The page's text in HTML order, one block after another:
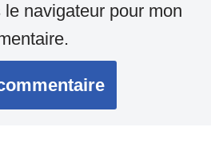
navigateur pour mon